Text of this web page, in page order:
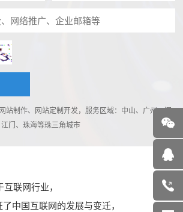
站制作、网站定制开发，服务区域：中山、广州、深
门、珠海等珠三角城市
联网行业，
中国互联网的发展与变迁，